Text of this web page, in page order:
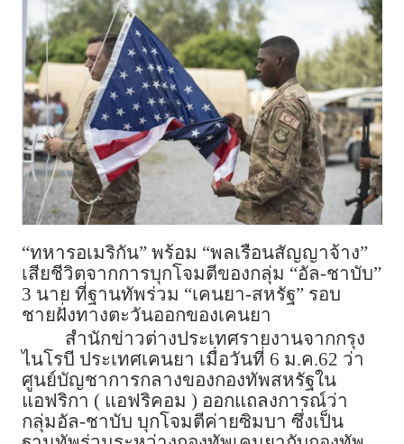
“ทหารอเมริกัน” พร้อม “พลเรือนสัญญาจ้าง”
เสียชีวิตจากการบุกโจมตีของกลุ่ม “อัล-ชาบับ”
3 นาย ที่ฐานทัพร่วม “เคนยา-สหรัฐ” รอบ
ชายฝั่งทางตะวันออกของเคนยา
สำนักข่าวต่างประเทศรายงานจากกรุง
ไนโรบี ประเทศเคนยา เมื่อวันที่ 6 ม.ค.62 ว่า
ศูนย์บัญชาการกลางของกองทัพสหรัฐใน
แอฟริกา ( แอฟริคอม ) ออกแถลงการณ์ว่า
กลุ่มอัล-ชาบับ บุกโจมตีค่ายซิมบา ซึ่งเป็น